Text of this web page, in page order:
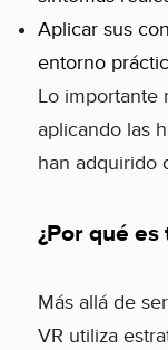
Aplicar sus
entorno
Lo importante
aplicando las
han adquirido
¿Por qué
Más allá de
VR utiliza